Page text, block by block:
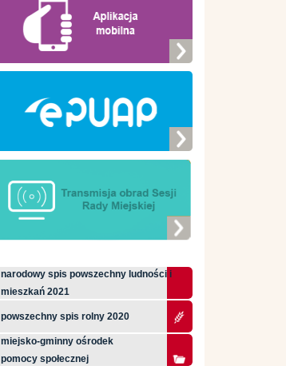
narodowy spis powszechny ludności i
mieszkań 2021
powszechny spis rolny 2020
miejsko-gminny ośrodek
pomocy społecznej